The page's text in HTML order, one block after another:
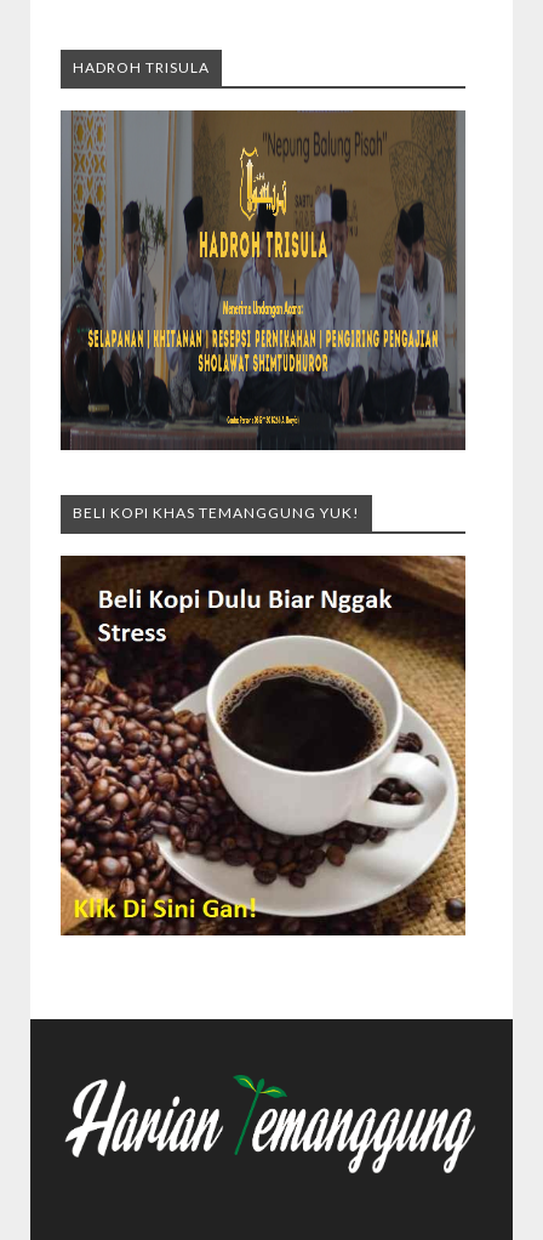
HADROH TRISULA
BELI KOPI KHAS TEMANGGUNG YUK!